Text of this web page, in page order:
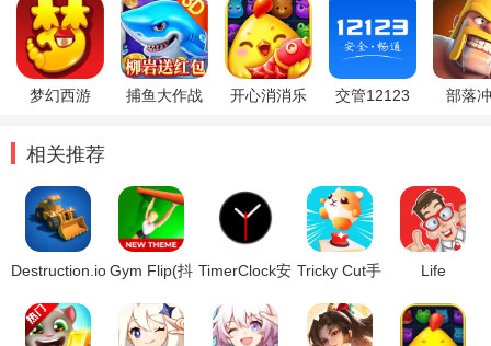
梦幻西游 捕鱼大作战 开心消消乐 交管12123 部落
相关推荐
Destruction.io Gym Flip(抖
卓版)
TimerClock安 Tricky Cut手
Life
安卓版